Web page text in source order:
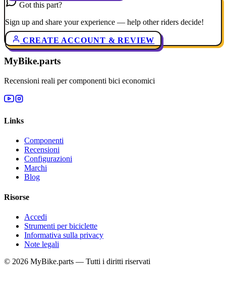
Got this part?
Sign up and share your experience — help other riders decide!
CREATE ACCOUNT & REVIEW
MyBike.parts
Recensioni reali per componenti bici economici
Links
Componenti
Recensioni
Configurazioni
Marchi
Blog
Risorse
Accedi
Strumenti per biciclette
Informativa sulla privacy
Note legali
© 2026 MyBike.parts — Tutti i diritti riservati